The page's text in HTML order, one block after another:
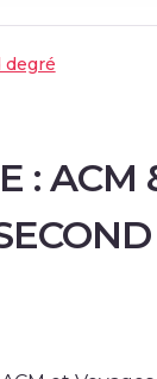
degré
: ACM